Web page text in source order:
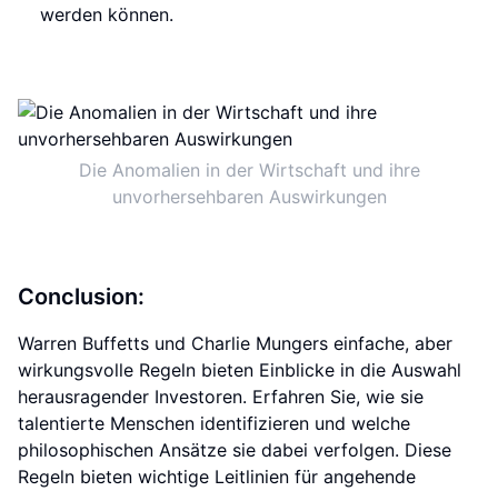
werden können.
Die Anomalien in der Wirtschaft und ihre
unvorhersehbaren Auswirkungen
Conclusion:
Warren Buffetts und Charlie Mungers einfache, aber
wirkungsvolle Regeln bieten Einblicke in die Auswahl
herausragender Investoren. Erfahren Sie, wie sie
talentierte Menschen identifizieren und welche
philosophischen Ansätze sie dabei verfolgen. Diese
Regeln bieten wichtige Leitlinien für angehende